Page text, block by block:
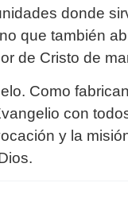
donde
que también
de Cristo de
Como
con
y la